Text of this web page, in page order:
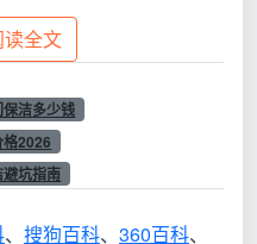
保洁上门清洁的范围是：
阳台、厨房、卫生间等部
清洁、杀菌防腐、物品
全文
洁多少钱
2026
坑指南
、 搜狗百科、 360百科、